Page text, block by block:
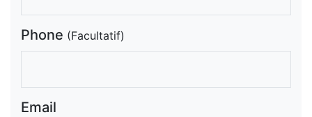
Phone (Facultatif)
Email